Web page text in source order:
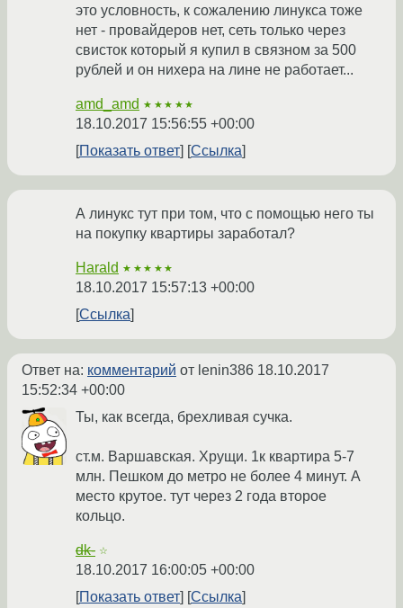
это условность, к сожалению линукса тоже
нет - провайдеров нет, сеть только через
свисток который я купил в связном за 500
рублей и он нихера на лине не работает...
amd_amd ★★★★★
18.10.2017 15:56:55 +00:00
Показать ответ
Ссылка
А линукс тут при том, что с помощью него ты
на покупку квартиры заработал?
Harald ★★★★★
18.10.2017 15:57:13 +00:00
Ссылка
Ответ на: комментарий от lenin386 18.10.2017
15:52:34 +00:00
Ты, как всегда, брехливая сучка.
ст.м. Варшавская. Хрущи. 1к квартира 5-7
млн. Пешком до метро не более 4 минут. А
место крутое. тут через 2 года второе
кольцо.
dk- ☆
18.10.2017 16:00:05 +00:00
Показать ответ
Ссылка